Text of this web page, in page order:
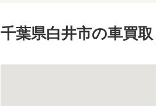
千葉県白井市の車買